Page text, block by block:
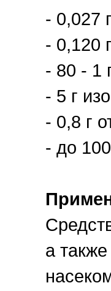
- 0,027
- 0,120
- 80 - 1
- 5 г
- 0,8 г
- до
а